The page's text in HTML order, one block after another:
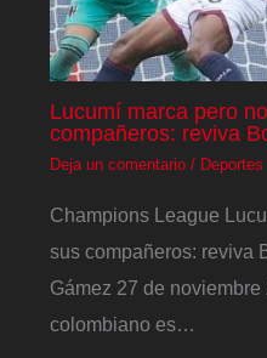
Lucumí marca pero
compañeros: reviva
Deja un comentario / Deportes
Champions League
sus compañeros: reviva
Gámez 27 de
colombiano es…